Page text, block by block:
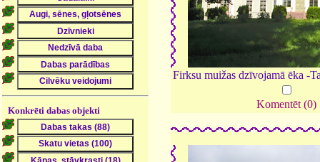
Konkrēti dabas objekti
Firksu muižas dzīvojamā ēka -
Komentēt (0)